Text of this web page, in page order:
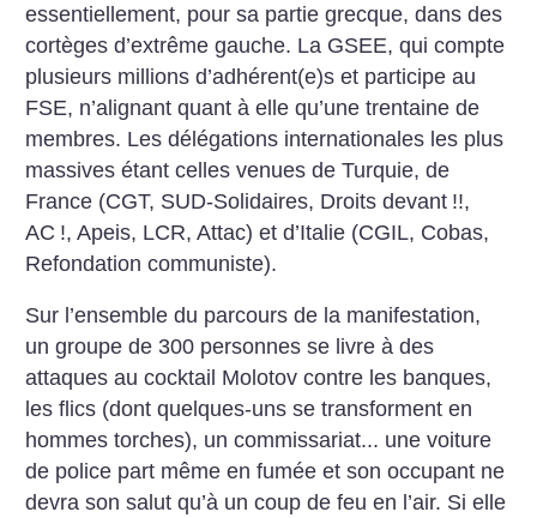
essentiellement, pour sa partie grecque, dans des
cortèges d’extrême gauche. La GSEE, qui compte
plusieurs millions d’adhérent(e)s et participe au
FSE, n’alignant quant à elle qu’une trentaine de
membres. Les délégations internationales les plus
massives étant celles venues de Turquie, de
France (CGT, SUD-Solidaires, Droits devant !!,
AC !, Apeis, LCR, Attac) et d’Italie (CGIL, Cobas,
Refondation communiste).
Sur l’ensemble du parcours de la manifestation,
un groupe de 300 personnes se livre à des
attaques au cocktail Molotov contre les banques,
les flics (dont quelques-uns se transforment en
hommes torches), un commissariat... une voiture
de police part même en fumée et son occupant ne
devra son salut qu’à un coup de feu en l’air. Si elle